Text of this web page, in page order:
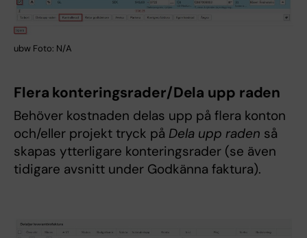
ubw Foto: N/A
Flera konteringsrader/Dela upp raden
Behöver kostnaden delas upp på flera konton
och/eller projekt tryck på Dela upp raden så
skapas ytterligare konteringsrader (se även
tidigare avsnitt under Godkänna faktura).